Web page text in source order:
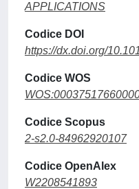
APPLICATIONS
Codice DOI
https://dx.doi.org/
Codice WOS
Codice Scopus
2-s2.0-84962920107
Codice OpenAlex
W2208541893